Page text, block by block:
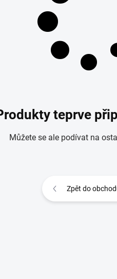
teprve
Můžete se ale podívat na
Zpět do